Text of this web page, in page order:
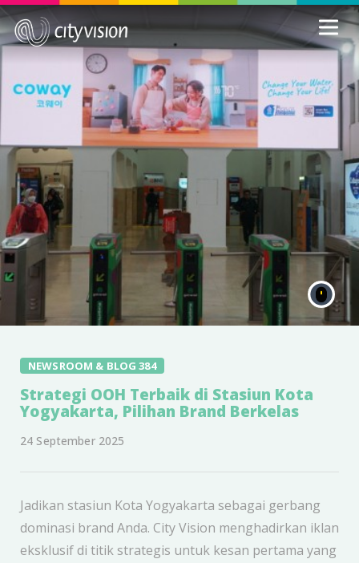
NEWSROOM & BLOG 384
Strategi OOH Terbaik di Stasiun Kota
Yogyakarta, Pilihan Brand Berkelas
24 September 2025
Jadikan stasiun Kota Yogyakarta sebagai gerbang
dominasi brand Anda. City Vision menghadirkan iklan
eksklusif di titik strategis untuk kesan pertama yang